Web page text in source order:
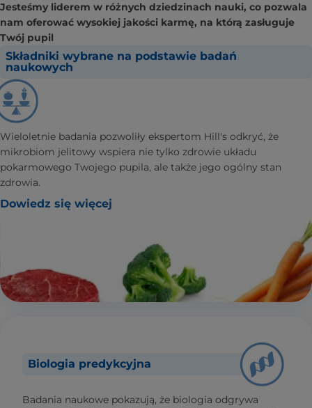
Jesteśmy liderem w różnych dziedzinach nauki, co pozwala
nam oferować wysokiej jakości karmę, na którą zasługuje
Twój pupil
Składniki wybrane na podstawie badań
naukowych
Wieloletnie badania pozwoliły ekspertom Hill's odkryć, że
mikrobiom jelitowy wspiera nie tylko zdrowie układu
pokarmowego Twojego pupila, ale także jego ogólny stan
zdrowia.
Dowiedz się więcej
Biologia predykcyjna
Badania naukowe pokazują, że biologia odgrywa